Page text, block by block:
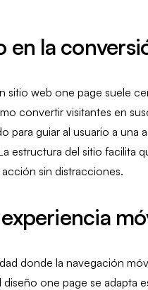
en la
sitio web one page suele
convertir visitantes en
para guiar al usuario a una
estructura del sitio facilita
sin distracciones.
donde la navegación
one page se adapta